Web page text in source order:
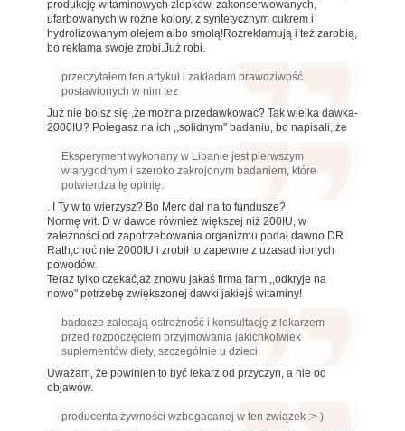
produkcję witaminowych zlepków, zakonserwowanych,
ufarbowanych w różne kolory, z syntetycznym cukrem i
hydrolizowanym olejem albo smołą!Rozreklamują i też zarobią,
bo reklama swoje zrobi.Już robi.
przeczytałem ten artykuł i zakładam prawdziwość
postawionych w nim tez
Już nie boisz się ,że można przedawkować? Tak wielka dawka-
2000IU? Polegasz na ich ,,solidnym" badaniu, bo napisali, że
Eksperyment wykonany w Libanie jest pierwszym
wiarygodnym i szeroko zakrojonym badaniem, które
potwierdza tę opinię.
. I Ty w to wierzysz? Bo Merc dał na to fundusze?
Normę wit. D w dawce również większej niż 200IU, w
zależności od zapotrzebowania organizmu podał dawno DR
Rath,choć nie 2000IU i zrobił to zapewne z uzasadnionych
powodów.
Teraz tylko czekać,aż znowu jakaś firma farm.,,odkryje na
nowo" potrzebę zwiększonej dawki jakiejś witaminy!
badacze zalecają ostrożność i konsultację z lekarzem
przed rozpoczęciem przyjmowania jakichkolwiek
suplementów diety, szczególnie u dzieci.
Uważam, że powinien to być lekarz od przyczyn, a nie od
objawów.
producenta żywności wzbogacanej w ten związek :> ).